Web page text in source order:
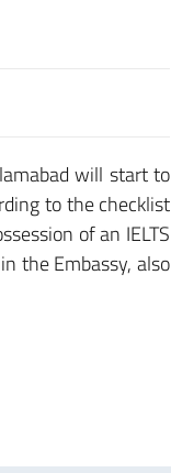
will start to
to the checklist
of an IELTS
the Embassy, also